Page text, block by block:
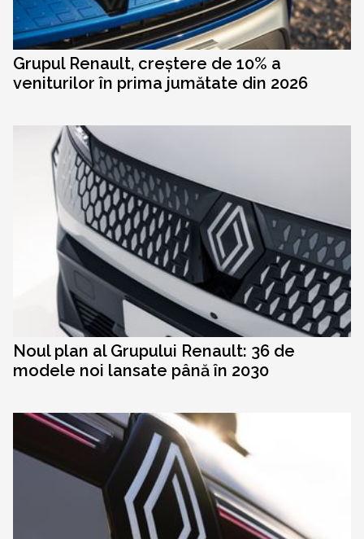
Grupul Renault, creștere de 10% a
veniturilor în prima jumătate din 2026
Noul plan al Grupului Renault: 36 de
modele noi lansate până în 2030